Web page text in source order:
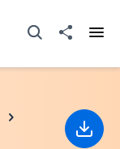
打开搜寻器分享至
下载